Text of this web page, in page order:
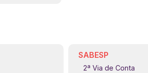
SABESP
2ª Via de Conta